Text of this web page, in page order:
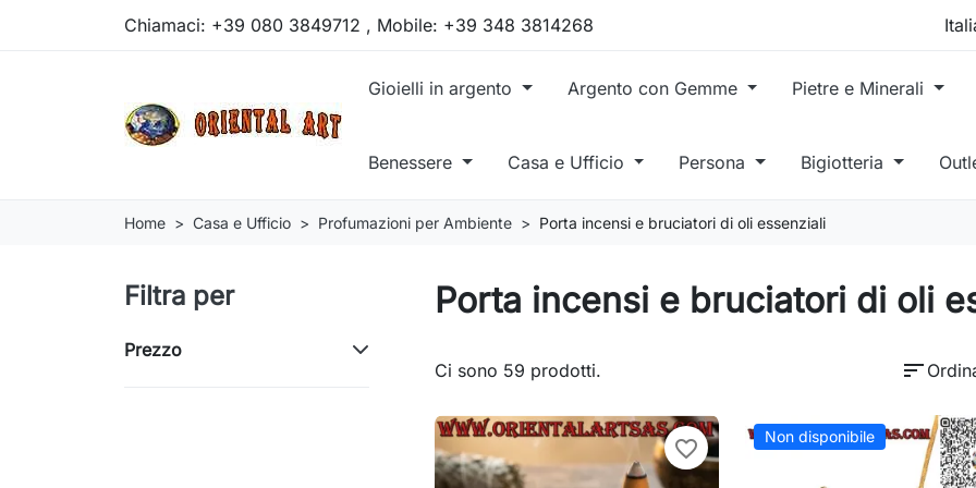
Chiamaci: +39 080 3849712 , Mobile: +39 348 3814268
Gioielli in argento Argento con Gemme Pietre e Minerali
Benessere Casa e Ufficio Persona Bigiotteria
Home Casa e Ufficio Profumazioni per Ambiente Porta incensi e bruciatori di oli essenziali
Filtra per
Prezzo
Porta incensi e bruciatori di oli
Ci sono 59 prodotti. sort
favorite_border Non disponibile